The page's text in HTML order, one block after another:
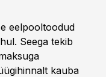
eelpooltoodud
Seega tekib
kauba